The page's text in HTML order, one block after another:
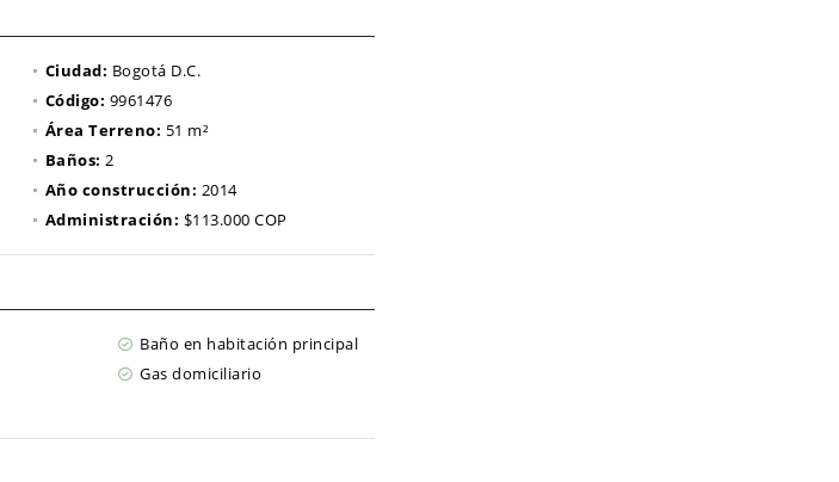
Ciudad: Bogotá D.C.
Código: 9961476
Área Terreno: 51 m²
Baños: 2
Año construcción: 2014
Administración: $113.000 COP
Baño en habitación principal
Gas domiciliario